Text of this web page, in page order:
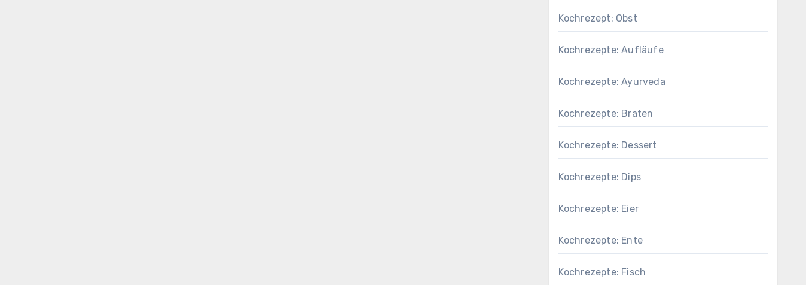
Kochrezept: Obst
Kochrezepte: Aufläufe
Kochrezepte: Ayurveda
Kochrezepte: Braten
Kochrezepte: Dessert
Kochrezepte: Dips
Kochrezepte: Eier
Kochrezepte: Ente
Kochrezepte: Fisch